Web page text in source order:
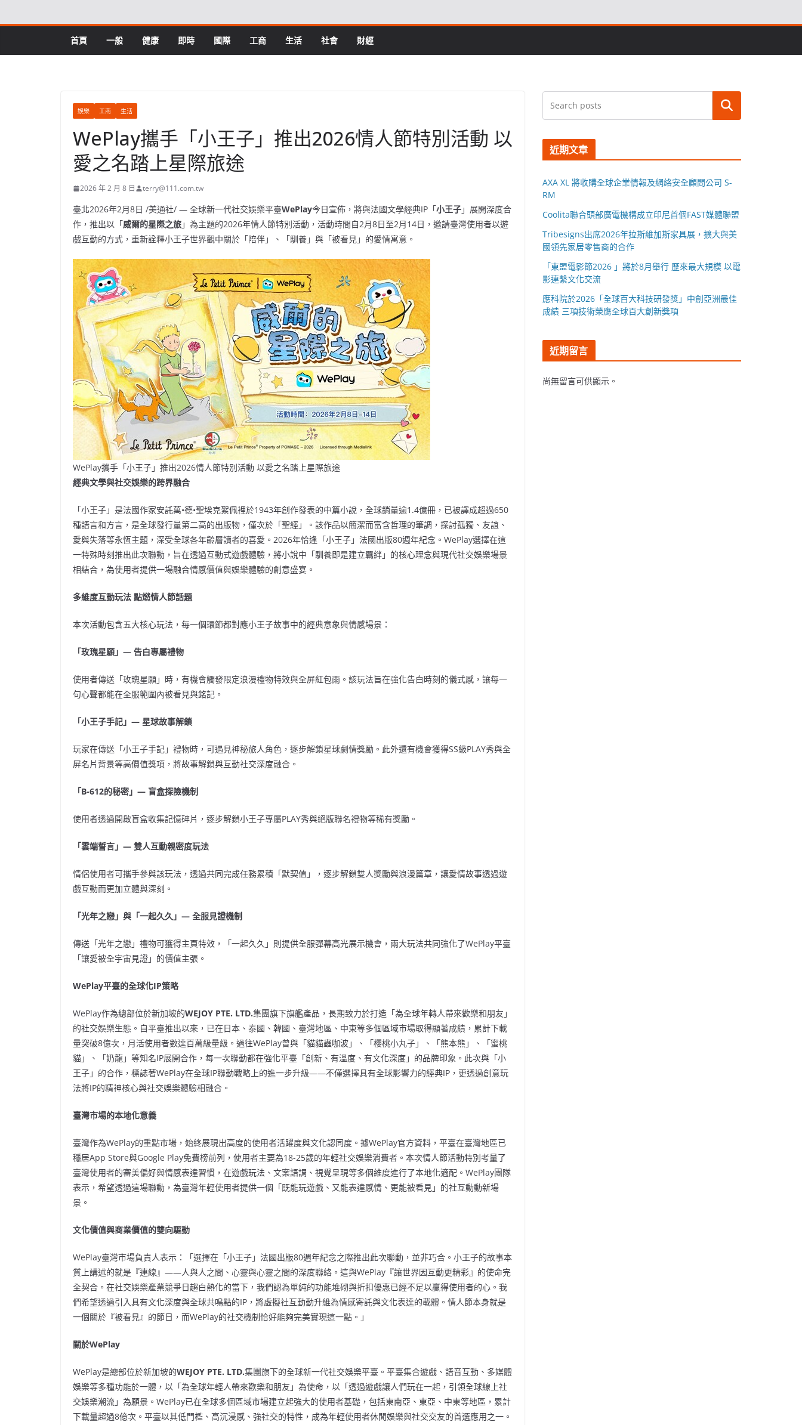
to
首頁 一般 健康 即時 國際 工商 生活 社會 財經
娛樂 工商 生活
WePlay攜手「小王子」推出2026情人節特別活動 以
愛之名踏上星際旅途
2026 年 2 月 8 日 terry@111.com.tw
臺北2026年2月8日 /美通社/ — 全球新一代社交娛樂平臺WePlay今日宣佈，將與法國文學經典IP「小王子」展開深度合
作，推出以「威爾的星際之旅」為主題的2026年情人節特別活動，活動時間自2月8日至2月14日，邀請臺灣使用者以遊
戲互動的方式，重新詮釋小王子世界觀中關於「陪伴」、「馴養」與「被看見」的愛情寓意。
WePlay攜手「小王子」推出2026情人節特別活動 以愛之名踏上星際旅途
經典文學與社交娛樂的跨界融合
「小王子」是法國作家安託萬•德•聖埃克絮佩裡於1943年創作發表的中篇小說，全球銷量逾1.4億冊，已被譯成超過650
種語言和方言，是全球發行量第二高的出版物，僅次於「聖經」。該作品以簡潔而富含哲理的筆調，探討孤獨、友誼、
愛與失落等永恆主題，深受全球各年齡層讀者的喜愛。2026年恰逢「小王子」法國出版80週年紀念。WePlay選擇在這
一特殊時刻推出此次聯動，旨在透過互動式遊戲體驗，將小說中「馴養即是建立羈絆」的核心理念與現代社交娛樂場景
相結合，為使用者提供一場融合情感價值與娛樂體驗的創意盛宴。
多維度互動玩法 點燃情人節話題
本次活動包含五大核心玩法，每一個環節都對應小王子故事中的經典意象與情感場景：
「玫瑰星願」 — 告白專屬禮物
使用者傳送「玫瑰星願」時，有機會觸發限定浪漫禮物特效與全屏紅包雨。該玩法旨在強化告白時刻的儀式感，讓每一
句心聲都能在全服範圍內被看見與銘記。
「小王子手記」 — 星球故事解鎖
玩家在傳送「小王子手記」禮物時，可遇見神秘旅人角色，逐步解鎖星球劇情獎勵。此外還有機會獲得SS級PLAY秀與全
屏名片背景等高價值獎項，將故事解鎖與互動社交深度融合。
「B-612的秘密」 — 盲盒探險機制
使用者透過開啟盲盒收集記憶碎片，逐步解鎖小王子專屬PLAY秀與絕版聯名禮物等稀有獎勵。
「雲端誓言」 — 雙人互動親密度玩法
情侶使用者可攜手參與該玩法，透過共同完成任務累積「默契值」，逐步解鎖雙人獎勵與浪漫篇章，讓愛情故事透過遊
戲互動而更加立體與深刻。
「光年之戀」與「一起久久」 — 全服見證機制
傳送「光年之戀」禮物可獲得主頁特效，「一起久久」則提供全服彈幕高光展示機會，兩大玩法共同強化了WePlay平臺
「讓愛被全宇宙見證」的價值主張。
WePlay平臺的全球化IP策略
WePlay作為總部位於新加坡的WEJOY PTE. LTD.集團旗下旗艦產品，長期致力於打造「為全球年轉人帶來歡樂和朋友」
的社交娛樂生態。自平臺推出以來，已在日本、泰國、韓國、臺灣地區 、中東等多個區域市場取得顯著成績，累計下載
量突破8億次，月活使用者數達百萬級量級。過往WePlay曾與「貓貓蟲咖波」、「櫻桃小丸子」、「熊本熊」、「蜜桃
貓」、「奶龍」等知名IP展開合作，每一次聯動都在強化平臺「創新、有溫度、有文化深度」的品牌印象。此次與「小
王子」的合作，標誌著WePlay在全球IP聯動戰略上的進一步升級——不僅選擇具有全球影響力的經典IP，更透過創意玩
法將IP的精神核心與社交娛樂體驗相融合。
臺灣市場的本地化意義
臺灣作為WePlay的重點市場，始終展現出高度的使用者活躍度與文化認同度。據WePlay官方資料，平臺在臺灣地區已
穩居App Store與Google Play免費榜前列，使用者主要為18-25歲的年輕社交娛樂消費者。本次情人節活動特別考量了
臺灣使用者的審美偏好與情感表達習慣，在遊戲玩法、文案語調、視覺呈現等多個維度進行了本地化適配。WePlay團隊
表示，希望透過這場聯動，為臺灣年輕使用者提供一個「既能玩遊戲、又能表達感情、更能被看見」的社互動動新場
景。
文化價值與商業價值的雙向驅動
WePlay臺灣市場負責人表示：「選擇在「小王子」法國出版80週年紀念之際推出此次聯動，並非巧合。小王子的故事本
質上講述的就是『連線』——人與人之間、心靈與心靈之間的深度聯絡。這與WePlay『讓世界因互動更精彩』的使命完
全契合。在社交娛樂產業競爭日趨白熱化的當下，我們認為單純的功能堆砌與折扣優惠已經不足以贏得使用者的心。我
們希望透過引入具有文化深度與全球共鳴點的IP，將虛擬社互動動升維為情感寄託與文化表達的載體。情人節本身就是
一個關於『被看見』的節日，而WePlay的社交機制恰好能夠完美實現這一點。」
關於WePlay
WePlay是總部位於新加坡的WEJOY PTE. LTD.集團旗下的全球新一代社交娛樂平臺。平臺集合遊戲、語音互動、多媒體
娛樂等多種功能於一體，以「為全球年輕人帶來歡樂和朋友」為使命，以「透過遊戲讓人們玩在一起，引領全球線上社
交娛樂潮流」為願景。WePlay已在全球多個區域市場建立起強大的使用者基礎，包括東南亞、東亞、中東等地區，累計
下載量超過8億次。平臺以其低門檻、高沉浸感、強社交的特性，成為年輕使用者休閒娛樂與社交交友的首選應用之一。
搜尋
近期文章
AXA XL 將收購全球企業情報及網絡安全顧問公司 S-
RM
Coolita聯合頭部廣電機構成立印尼首個FAST媒體聯盟
Tribesigns出席2026年拉斯維加斯家具展，擴大與美
國領先家居零售商的合作
「東盟電影節2026 」將於8月舉行 歷來最大規模 以電
影連繫文化交流
應科院於2026「全球百大科技研發獎」中創亞洲最佳
成績 三項技術榮膺全球百大創新獎項
近期留言
尚無留言可供顯示。